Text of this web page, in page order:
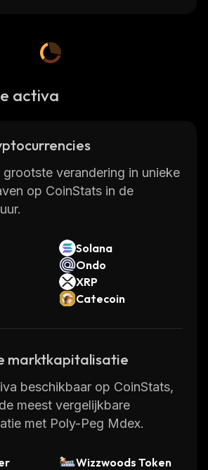
activa
verandering in unieke
op CoinStats in de
Solana
Ondo
XRP
Catecoin
marktkapitalisatie
beschikbaar op CoinStats,
meest vergelijkbare
met Poly-Peg Mdex.
Wizzwoods Token